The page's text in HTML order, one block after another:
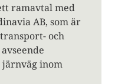
ramavtal med
AB, som är
och
inom